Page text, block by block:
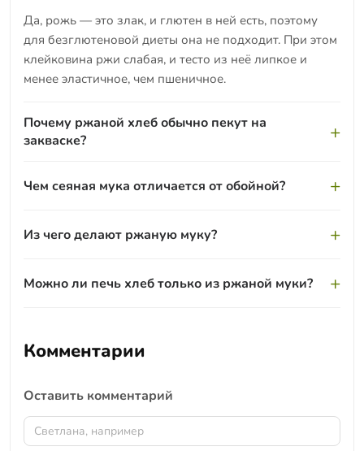
Да, рожь — это злак, и глютен в ней есть, поэтому
для безглютеновой диеты она не подходит. При этом
клейковина ржи слабая, и тесто из неё липкое и
менее эластичное, чем пшеничное.
Почему ржаной хлеб обычно пекут на
закваске?
пшеницы, поэтому на дрожжах ржаное тесто плохо
мякиша и придаёт хлебу характерный вкус и аромат.
Чем сеяная мука отличается от обойной?
самая светлая и тонкая, почти без отрубей. Обойная
обдирная занимает промежуточное положение.
Из чего делают ржаную муку?
размалывают, а в зависимости от того, сколько
Можно ли печь хлеб только из ржаной муки?
пышности её нередко смешивают с пшеничной,
Комментарии
Оставить комментарий